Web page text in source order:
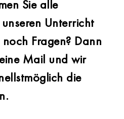
Sie alle
Unterricht
Fragen? Dann
Mail und wir
die